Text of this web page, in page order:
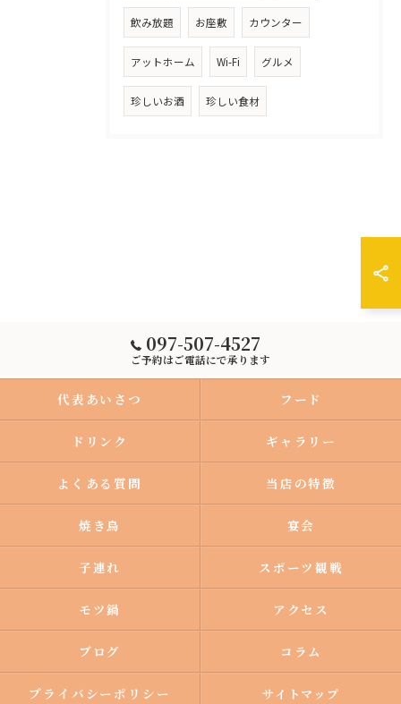
飲み放題 お座敷 カウンター
アットホーム Wi-Fi グルメ
珍しいお酒 珍しい食材
097-507-4527
ご予約はご電話にで承ります
代表あいさつ フード
ドリンク ギャラリー
よくある質問 当店の特徴
焼き鳥 宴会
子連れ スポーツ観戦
モツ鍋 アクセス
ブログ コラム
プライバシーポリシー サイトマップ